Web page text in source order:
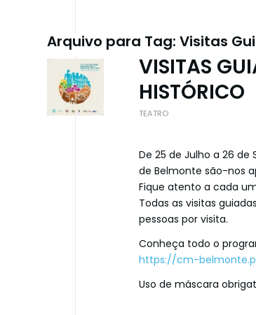
Arquivo para Tag: Visitas
VISITAS
HISTÓRICO
TEATRO
De 25 de Julho a 26 de
de Belmonte são-nos
Fique atento a cada
Todas as visitas
pessoas por visita.
Conheça todo o
https://cm-
Uso de máscara